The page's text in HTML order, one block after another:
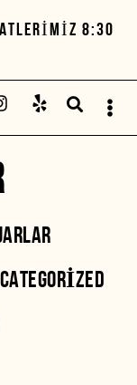
8:30